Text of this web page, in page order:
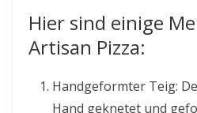
Hier sind einige
Artisan Pizza:
Handgeformter Teig:
Hand geknetet und